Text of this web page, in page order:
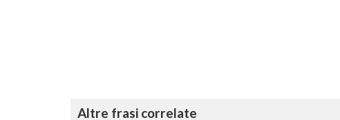
Altre frasi correlate